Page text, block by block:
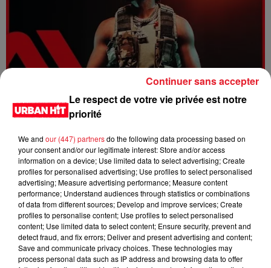
Dystinct - YamaLe respect de votre vie privée est notre
priorité
We and our (447) partnersdo the following data processing based on
your consent and/or our legitimate interest: Store and/or access
information on a device; Use limited data to select advertising; Create
profiles for personalised advertising; Use profiles to select personalised
advertising; Measure advertising performance; Measure content
performance; Understand audiences through statistics or combinations
of data from different sources; Develop and improve services; Create
profiles to personalise content; Use profiles to select personalised
content; Use limited data to select content; Ensure security, prevent and
detect fraud, and fix errors; Deliver and present advertising and content;
Save and communicate privacy choices. These technologies may
process personal data such as IP address and browsing data to offer
Continuer sans accepter